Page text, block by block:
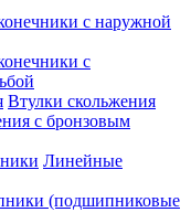
с наружной
с
Втулки скольжения
с бронзовым
Линейные